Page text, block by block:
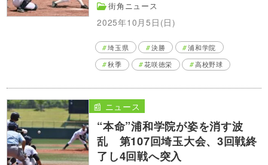
街角ニュース
2025年10月5日(日)
埼玉県 決勝
浦和学院
秋季
花咲徳栄 高校野球
“本命”浦和学院が姿を消す波
乱 第107回埼玉大会、3回戦終
了し4回戦へ突入
📰 ニュース